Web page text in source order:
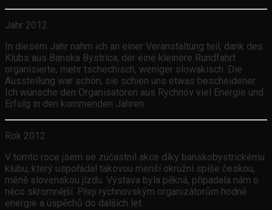
Jahr 2012
In diesem Jahr nahm ich an einer Veranstaltung teil, dank des
Klubs aus Banska Bystrica, der eine kleinere Rundfahrt
organisierte, mehr tschechisch, weniger slowakisch. Die
Ausstellung war schön, sie schien uns etwas bescheidener.
Ich wünsche den Organisatoren aus Rychnov viel Energie und
Erfolg in den kommenden Jahren.
Rok 2012
V tomto roce jsem se zúčastnil akce díky banskobystrickému
klubu, který uspořádal takovou menší okružní spíše českou,
méně slovenskou jízdu. Výstava byla pěkná, připadala nám o
něco skromnější. Přeji rychnovským organizátorům hodně
energie a úspěchů do dalších let.